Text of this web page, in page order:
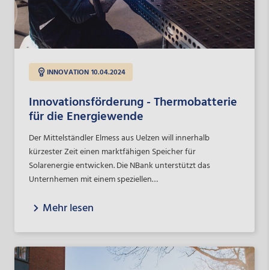
INNOVATION 10.04.2024
Innovationsförderung - Thermobatterie
für die Energiewende
Der Mittelständler Elmess aus Uelzen will innerhalb
kürzester Zeit einen marktfähigen Speicher für
Solarenergie entwicken. Die NBank unterstützt das
Unternhemen mit einem speziellen
Handwerk.
Mehr lesen